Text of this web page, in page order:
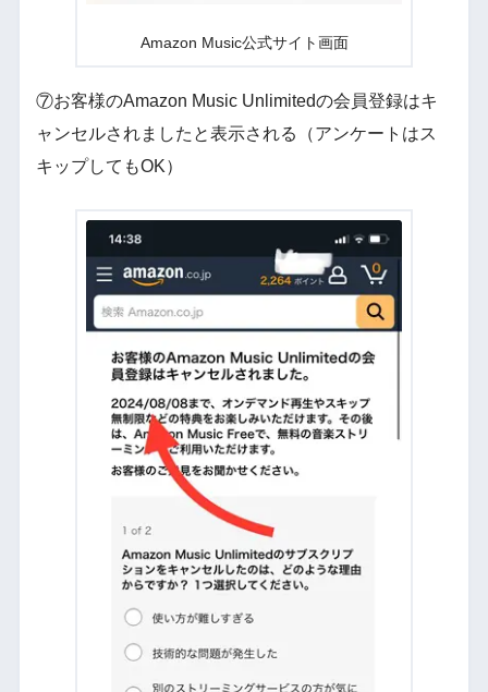
Amazon Music公式サイト画面
⑦お客様のAmazon Music Unlimitedの会員登録はキ
ャンセルされましたと表示される（アンケートはス
キップしてもOK）